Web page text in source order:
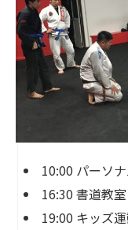
10:00 パーソ
16:30 書道教室
19:00 キッズ